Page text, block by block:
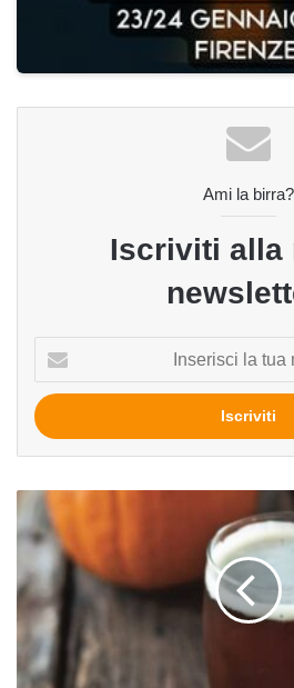
Ami la birra?
Iscriviti alla
tua
mail
Occhio
alla
Zucca!
Un
ortaggio
autunnale
da
abbinare